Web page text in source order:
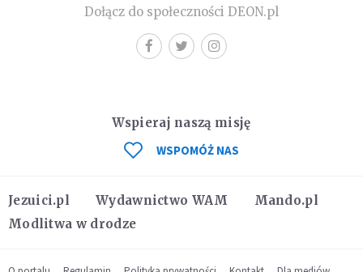
Dołącz do społeczności DEON.pl
Jezuici.pl Wydawnictwo WAM
Mando.pl
Modlitwa w drodze
Wspieraj naszą misję
WSPOMÓŻ NAS